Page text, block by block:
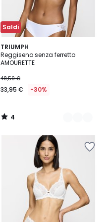
Saldi
TRIUMPH
Reggiseno senza ferretto
AMOURETTE
48,50 €
33,95 € -30%
4
/
5
5
Colori
4
/